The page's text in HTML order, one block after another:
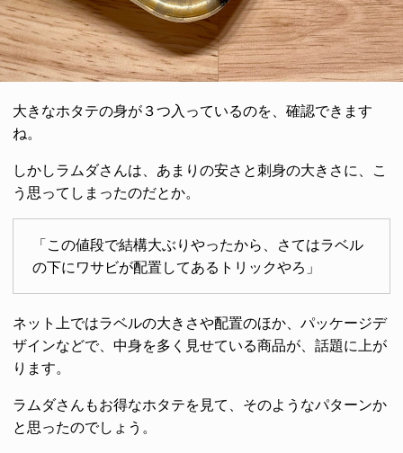
大きなホタテの身が３つ入っているのを、確認できます
ね。
しかしラムダさんは、あまりの安さと刺身の大きさに、こ
う思ってしまったのだとか。
「この値段で結構大ぶりやったから、さてはラベル
の下にワサビが配置してあるトリックやろ」
ネット上ではラベルの大きさや配置のほか、パッケージデ
ザインなどで、中身を多く見せている商品が、話題に上が
ります。
ラムダさんもお得なホタテを見て、そのようなパターンか
と思ったのでしょう。